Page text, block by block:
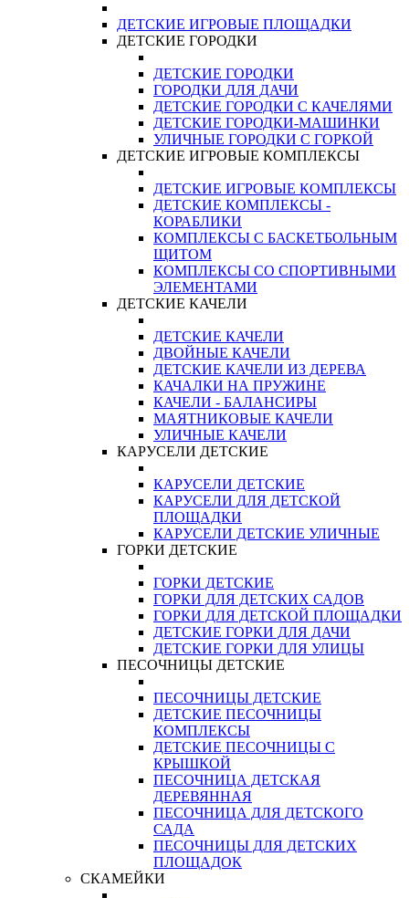
ДЕТСКИЕ ИГРОВЫЕ ПЛОЩАДКИ
ДЕТСКИЕ ГОРОДКИ
ДЕТСКИЕ ГОРОДКИ
ГОРОДКИ ДЛЯ ДАЧИ
ДЕТСКИЕ ГОРОДКИ С КАЧЕЛЯМИ
ДЕТСКИЕ ГОРОДКИ-МАШИНКИ
УЛИЧНЫЕ ГОРОДКИ С ГОРКОЙ
ДЕТСКИЕ ИГРОВЫЕ КОМПЛЕКСЫ
ДЕТСКИЕ ИГРОВЫЕ КОМПЛЕКСЫ
ДЕТСКИЕ КОМПЛЕКСЫ -
КОРАБЛИКИ
КОМПЛЕКСЫ С БАСКЕТБОЛЬНЫМ
ЩИТОМ
КОМПЛЕКСЫ СО СПОРТИВНЫМИ
ЭЛЕМЕНТАМИ
ДЕТСКИЕ КАЧЕЛИ
ДЕТСКИЕ КАЧЕЛИ
ДВОЙНЫЕ КАЧЕЛИ
ДЕТСКИЕ КАЧЕЛИ ИЗ ДЕРЕВА
КАЧАЛКИ НА ПРУЖИНЕ
КАЧЕЛИ - БАЛАНСИРЫ
МАЯТНИКОВЫЕ КАЧЕЛИ
УЛИЧНЫЕ КАЧЕЛИ
КАРУСЕЛИ ДЕТСКИЕ
КАРУСЕЛИ ДЕТСКИЕ
КАРУСЕЛИ ДЛЯ ДЕТСКОЙ
ПЛОЩАДКИ
КАРУСЕЛИ ДЕТСКИЕ УЛИЧНЫЕ
ГОРКИ ДЕТСКИЕ
ГОРКИ ДЕТСКИЕ
ГОРКИ ДЛЯ ДЕТСКИХ САДОВ
ГОРКИ ДЛЯ ДЕТСКОЙ ПЛОЩАДКИ
ДЕТСКИЕ ГОРКИ ДЛЯ ДАЧИ
ДЕТСКИЕ ГОРКИ ДЛЯ УЛИЦЫ
ПЕСОЧНИЦЫ ДЕТСКИЕ
ПЕСОЧНИЦЫ ДЕТСКИЕ
ДЕТСКИЕ ПЕСОЧНИЦЫ
КОМПЛЕКСЫ
ДЕТСКИЕ ПЕСОЧНИЦЫ С
КРЫШКОЙ
ПЕСОЧНИЦА ДЕТСКАЯ
ДЕРЕВЯННАЯ
ПЕСОЧНИЦА ДЛЯ ДЕТСКОГО
САДА
ПЕСОЧНИЦЫ ДЛЯ ДЕТСКИХ
ПЛОЩАДОК
СКАМЕЙКИ